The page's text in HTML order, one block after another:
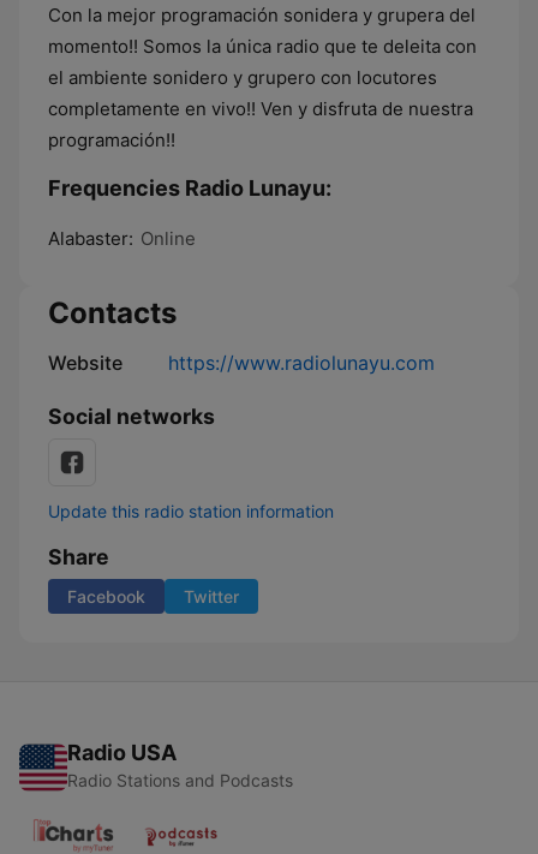
Con la mejor programación sonidera y grupera del
momento!! Somos la única radio que te deleita con
el ambiente sonidero y grupero con locutores
completamente en vivo!! Ven y disfruta de nuestra
programación!!
Frequencies Radio Lunayu:
Alabaster: Online
Contacts
Website https://www.radiolunayu.com
Social networks
Update this radio station information
Share
Facebook Twitter
Radio USA
Radio Stations and Podcasts